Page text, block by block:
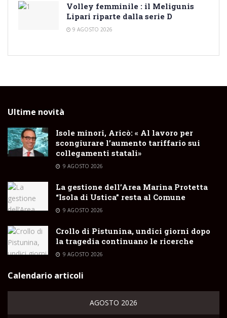
Volley femminile : il Meligunis
Lipari riparte dalla serie D
9 AGOSTO 2026
Ultime novità
Isole minori, Aricò: « Al lavoro per
scongiurare l’aumento tariffario sui
collegamenti statali»
9 AGOSTO 2026
La gestione dell’Area Marina Protetta
“Isola di Ustica” resta al Comune
9 AGOSTO 2026
Crollo di Pistunina, undici giorni dopo
la tragedia continuano le ricerche
9 AGOSTO 2026
Calendario articoli
AGOSTO 2026